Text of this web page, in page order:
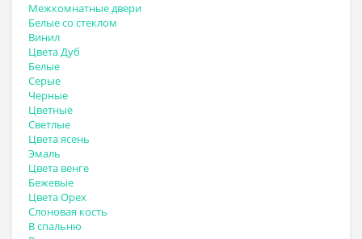
Межкомнатные двери
Белые со стеклом
Винил
Цвета Дуб
Белые
Серые
Черные
Цветные
Светлые
Цвета ясень
Эмаль
Цвета венге
Бежевые
Цвета Орех
Слоновая кость
В спальню